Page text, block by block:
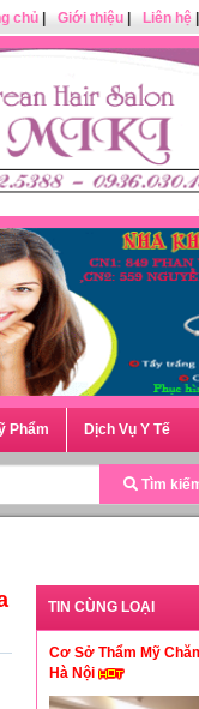
chủ Giới thiệu Liên hệ
Phẩm Dịch Vụ Y Tế
Tìm
TIN CÙNG LOẠI
Cơ Sở Thẩm Mỹ
Hà Nội